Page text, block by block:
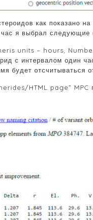
как показано
я выбрал следующие
units – hours,
с интервалом один
будет отсчитываться
HTML page” MPC